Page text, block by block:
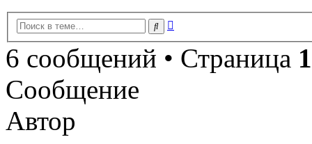
Поиск
6 сообщений • Страница 1
Сообщение
Автор